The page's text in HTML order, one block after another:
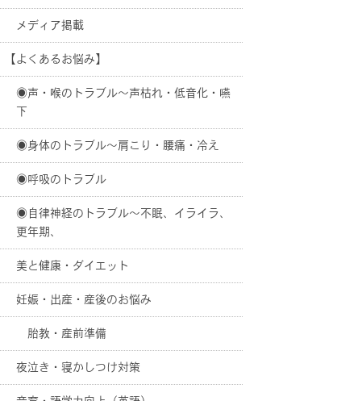
メディア掲載
【よくあるお悩み】
◉声・喉のトラブル〜声枯れ・低音化・嚥
下
◉身体のトラブル〜肩こり・腰痛・冷え
◉呼吸のトラブル
◉自律神経のトラブル〜不眠、イライラ、
更年期、
美と健康・ダイエット
妊娠・出産・産後のお悩み
胎教・産前準備
夜泣き・寝かしつけ対策